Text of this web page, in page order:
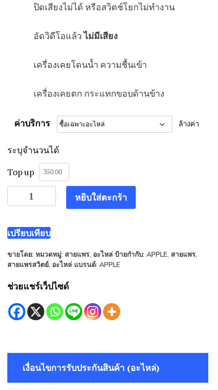
ปิดเสียงไม่ได้ หรือสวิตช์โยกไม่ทำงาน
อัดวิดีโอแล้วไม่มีเสียง
เครื่องเคยโดนน้ำ ความชื้นเข้า
เครื่องเคยตก กระแทกขอบด้านข้าง
ค่าบริการ ล้างค่า
ระบุจำนวนได้
Top up
จำนวน
สาย
รส
ตย์
iphone
XR
หยิบใส่ตะกร้า
เปรียบเทียบ
ขายโดย: หมวดหมู่: สายแพร, อะไหล่ ป้ายกำกับ: APPLE, สายแพร,
สายแพรสวิตย์, อะไหล่ แบรนด์: APPLE
ช่วยแชร์เว็ปไซด์
เงื่อนไขการรับประกันสินค้า (อะไหล่)